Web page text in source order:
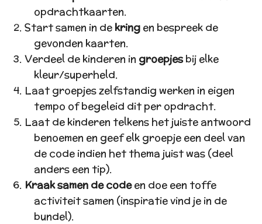
opdrachtkaarten.
Start samen in de kring en bespreek de
gevonden kaarten.
Verdeel de kinderen in groepjesbij elke
kleur/superheld.
Laat groepjes zelfstandig werken in eigen
tempo of begeleid dit per opdracht.
Laat de kinderen telkens het juiste antwoord
benoemen en geef elk groepje een deel van
de code indien het thema juist was (deel
anders een tip).
Kraak samen de codeen doe een toffe
activiteit samen (inspiratie vind je in de
bundel).